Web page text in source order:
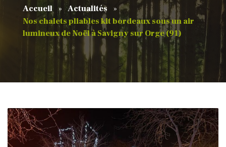
Accueil
Actualités
Nos chalets pliables kit bordeaux sous un air
lumineux de Noël à Savigny sur Orge (91)